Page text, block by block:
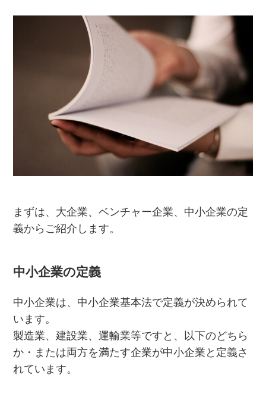
まずは、大企業、ベンチャー企業、中小企業の定
義からご紹介します。
中小企業の定義
中小企業は、中小企業基本法で定義が決められて
います。
製造業、建設業、運輸業等ですと、以下のどちら
か・または両方を満たす企業が中小企業と定義さ
れています。